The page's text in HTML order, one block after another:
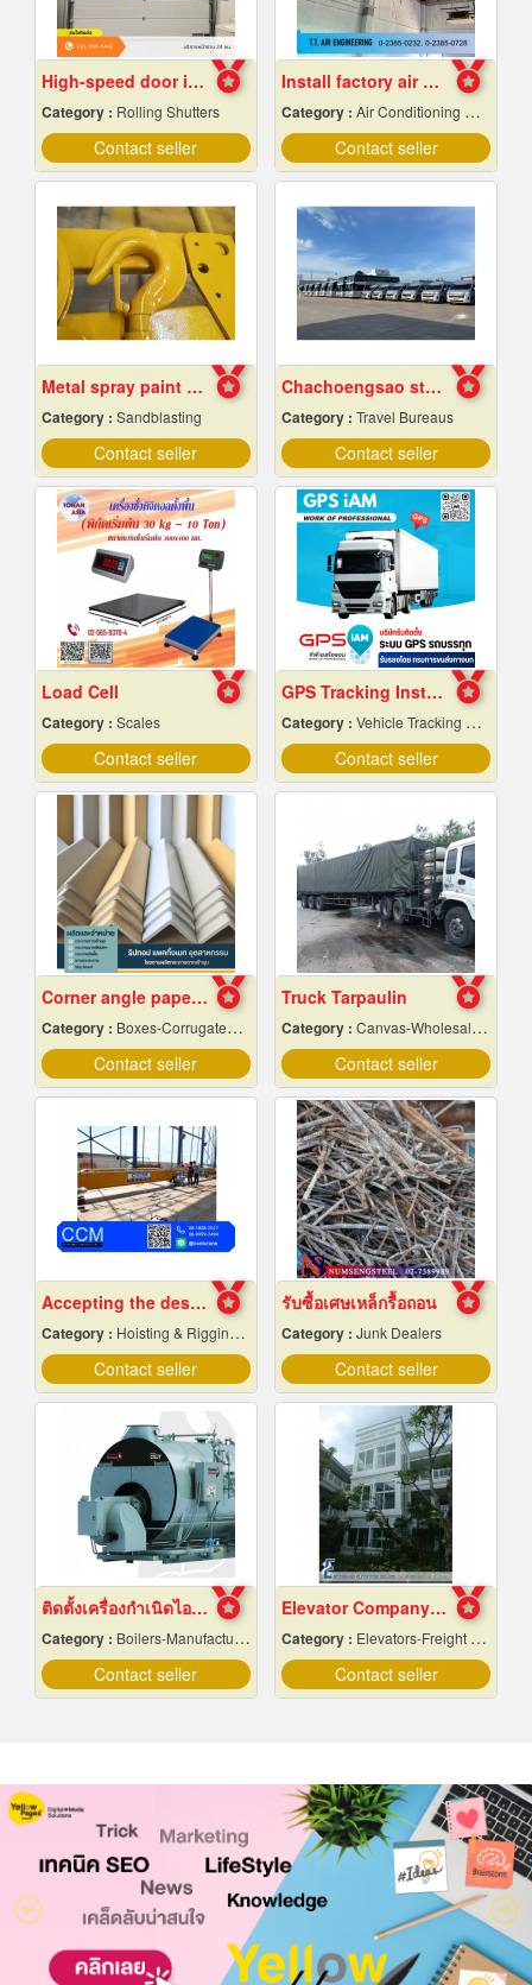
High-speed door installation contractor
Category : Rolling Shutters
Contact seller
Install factory air conditioning system
Category : Air Conditioning Contractors
Contact seller
Metal spray paint Chonburi
Category : Sandblasting
Contact seller
Chachoengsao staff shuttle service
Category : Travel Bureaus
Contact seller
Load Cell
Category : Scales
Contact seller
GPS Tracking Installation for Trucks.
Category : Vehicle Tracking System
Contact seller
Corner angle paper manufacturer
Category : Boxes-Corrugated & Fibre
Contact seller
Truck Tarpaulin
Category : Canvas-Wholesale & Manufacturers
Contact seller
Accepting the design of crane factory
Category : Hoisting & Rigging Equipment
Contact seller
รับซื้อเศษเหล็กรื้อถอน
Category : Junk Dealers
Contact seller
ติดตั้งเครื่องกำเนิดไอน้ำ
Category : Boilers-Manufacturers & Distributors
Contact seller
Elevator Company Thailand
Category : Elevators-Freight & Passenger
Contact seller